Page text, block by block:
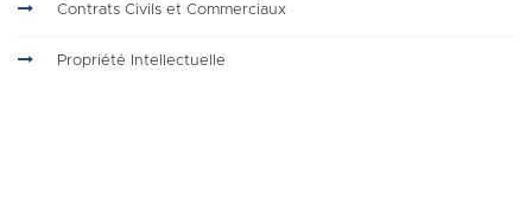
Contrats Civils et Commerciaux
Propriété Intellectuelle